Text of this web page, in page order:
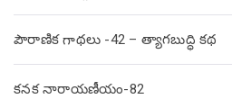
పౌరాణిక గాథలు -42 – త్యాగబుద్ధి కథ
కనక నారాయణీయం-82